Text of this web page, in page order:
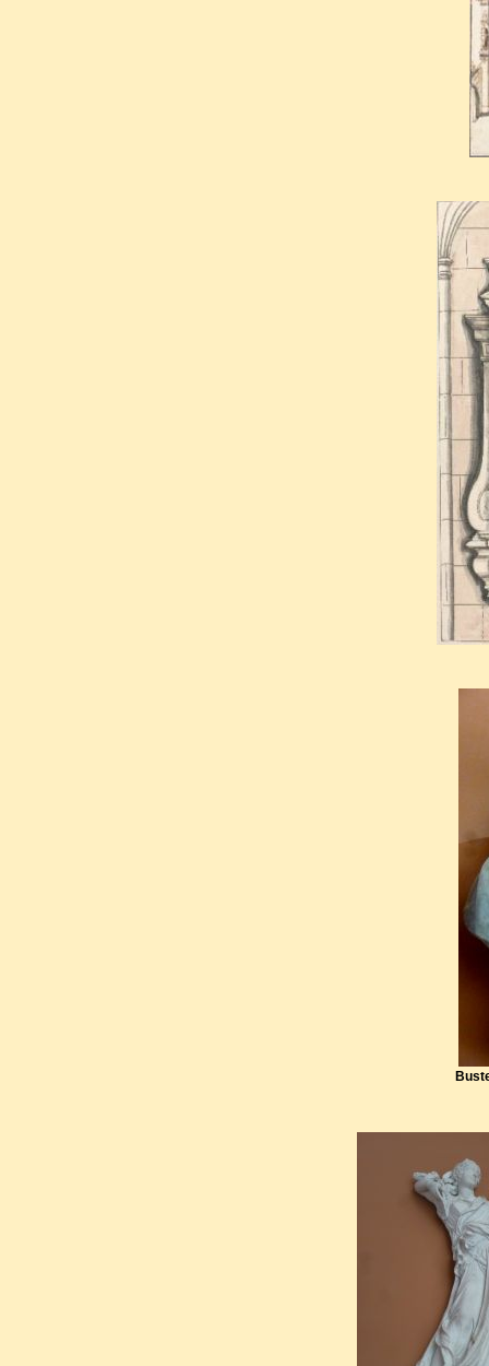
Saint-André-des-Arts
,
tombeau de son père. Le
marbre blanc se détache
une niche ovale cantonnée
L'ensemble surplombait
s'accoudaient deux génies
Lors de la destruction de
reposaient furent
1794. Quelques
parvenus, dont son buste,
Pendant que Jacques
marquait lui aussi son
devait périr sur